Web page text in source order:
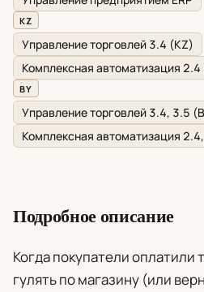
KZ
Управление торговлей 3.4 (KZ)
Комплексная автоматизация 2.4
BY
Управление торговлей 3.4, 3.5
Комплексная автоматизация
Подробное описание
Когда покупатели оплатили
гулять по магазину (или